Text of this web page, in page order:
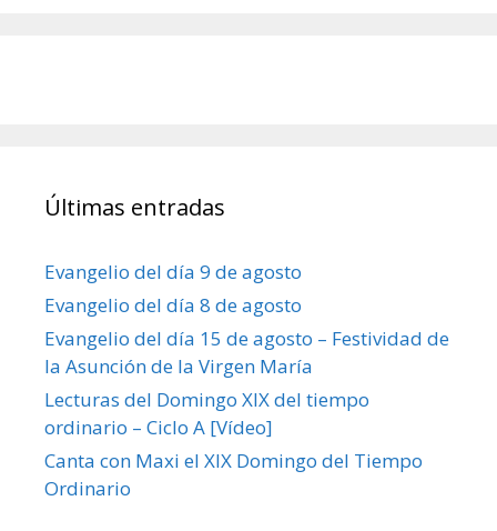
Últimas entradas
Evangelio del día 9 de agosto
Evangelio del día 8 de agosto
Evangelio del día 15 de agosto – Festividad de
la Asunción de la Virgen María
Lecturas del Domingo XIX del tiempo
ordinario – Ciclo A [Vídeo]
Canta con Maxi el XIX Domingo del Tiempo
Ordinario